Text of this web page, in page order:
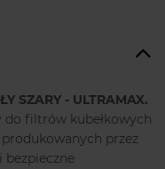
SZARY - ULTRAMAX.
filtrów kubełkowych
produkowanych przez